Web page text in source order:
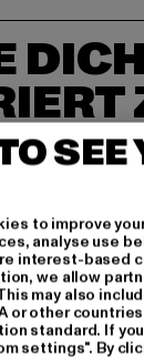
für unseren
bist du
SEE
to improve
analyse use
interest-based
we allow
may also
or other
standard. If
settings". By